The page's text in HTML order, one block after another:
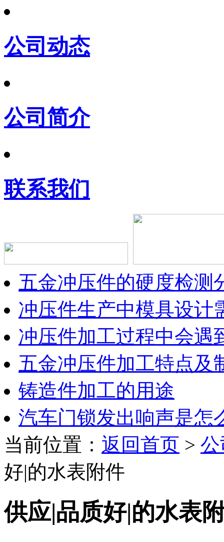
公司动态
公司简介
联系我们
五金冲压件的硬度检测
冲压件生产中模具设计
冲压件加工过程中会遇
五金冲压件加工特点及
铸造件加工的用途
汽车门锁发出响声是怎
当前位置： 返回首页 >
好|的水表附件
供应|品质好|的水表